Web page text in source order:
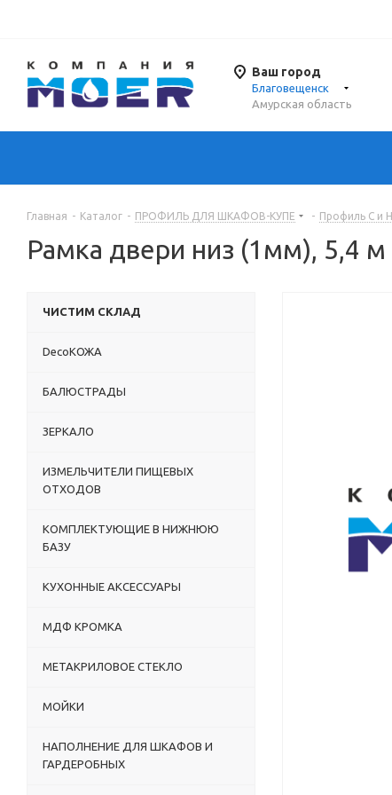
Ваш город
Благовещенск
Амурская область
Главная - Каталог - ПРОФИЛЬ ДЛЯ ШКАФОВ-КУПЕ - Профиль С и Н
Рамка двери низ (1мм), 5,4 м
ЧИСТИМ СКЛАД
DecoКОЖА
БАЛЮСТРАДЫ
ЗЕРКАЛО
ИЗМЕЛЬЧИТЕЛИ ПИЩЕВЫХ
ОТХОДОВ
КОМПЛЕКТУЮЩИЕ В НИЖНЮЮ
БАЗУ
КУХОННЫЕ АКСЕССУАРЫ
МДФ КРОМКА
МЕТАКРИЛОВОЕ СТЕКЛО
МОЙКИ
НАПОЛНЕНИЕ ДЛЯ ШКАФОВ И
ГАРДЕРОБНЫХ